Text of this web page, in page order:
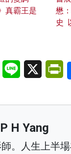
真霸王是
懋
史
LinkedInLine X
H Yang
。人生上半